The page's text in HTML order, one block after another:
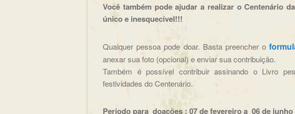
Você também pode ajudar a realizar o Centenário
único e inesquecível!!!
Qualquer pessoa pode doar. Basta preencher o
anexar sua foto (opcional) e enviar sua contribuição.
Também é possível contribuir assinando o Livro
festividades do Centenário.
Período para doações : 07 de fevereiro a 06 de junho